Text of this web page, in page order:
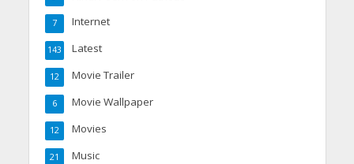
Internet
7
Latest
143
Movie Trailer
12
Movie Wallpaper
6
Movies
12
Music
21